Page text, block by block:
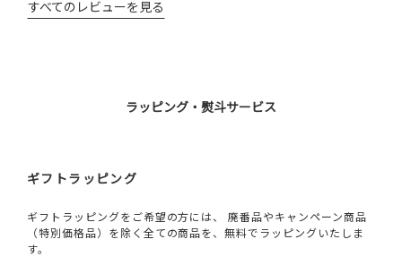
すべてのレビューを見る
ラッピング・熨斗サービス
ギフトラッピング
ギフトラッピングをご希望の方には、 廃番品やキャンペーン商品
（特別価格品）を除く全ての商品を、無料でラッピングいたしま
す。